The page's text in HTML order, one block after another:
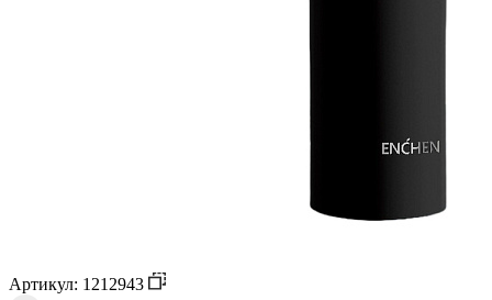
Артикул: 1212943